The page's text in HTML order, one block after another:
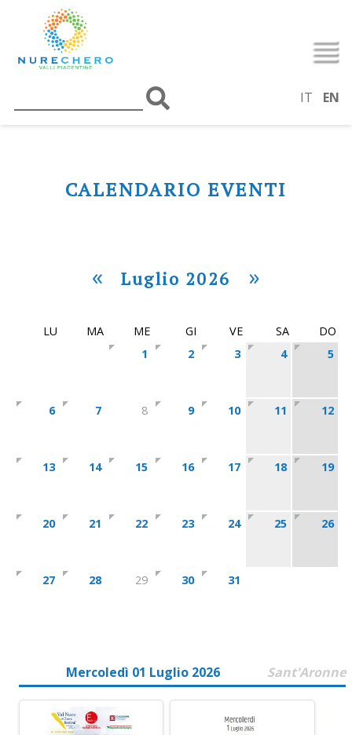
IT EN
CALENDARIO EVENTI
« Luglio 2026 »
LU MA ME GI VE SA
DO
1
2 3 4 5
6 7 8 9 10 11 12
13 14 15 16 17 18 19
20 21 22 23 24 25 26
27 28 29 30 31
Mercoledì 01 Luglio 2026 Sant'Aronne